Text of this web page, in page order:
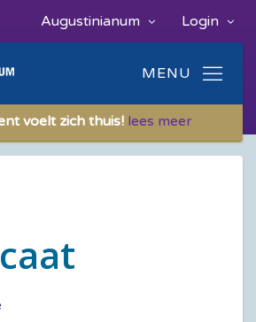
Login
Augustinianum
voelt zich thuis! lees meer